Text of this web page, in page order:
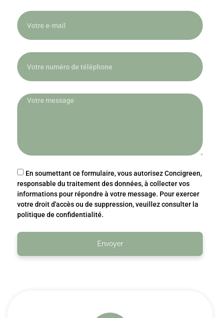
En soumettant ce formulaire, vous autorisez Concigreen,
responsable du traitement des données, à collecter vos
informations pour répondre à votre message. Pour exercer
votre droit d'accès ou de suppression, veuillez consulter la
politique de confidentialité.
Envoyer